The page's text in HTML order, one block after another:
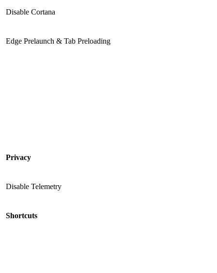
Disable Cortana
Edge Prelaunch & Tab Preloading
Privacy
Disable Telemetry
Shortcuts